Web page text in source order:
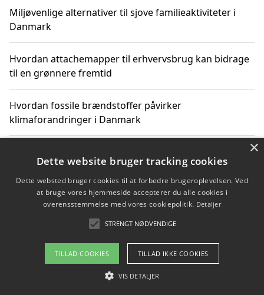
Miljøvenlige alternativer til sjove familieaktiviteter i
Danmark
Hvordan attachemapper til erhvervsbrug kan bidrage
til en grønnere fremtid
Hvordan fossile brændstoffer påvirker
klimaforandringer i Danmark
klimaændringer
Hvordan citater om fossile brændstoffer kan ændre
Copyright 2026 - Pilanto Aps
Om / kontakt
×
Dette website bruger tracking cookies
Dette websted bruger cookies til at forbedre brugeroplevelsen. Ved
at bruge vores hjemmeside accepterer du alle cookies i
overensstemmelse med vores cookiepolitik. Detaljer
STRENGT NØDVENDIGE
TILLAD COOKIES TILLAD IKKE COOKIES
VIS DETALJER